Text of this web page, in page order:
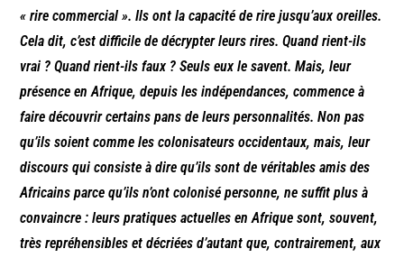
« rire commercial ». Ils ont la capacité de rire jusqu’aux oreilles.
Cela dit, c’est difficile de décrypter leurs rires. Quand rient-ils
vrai ? Quand rient-ils faux ? Seuls eux le savent. Mais, leur
présence en Afrique, depuis les indépendances, commence à
faire découvrir certains pans de leurs personnalités. Non pas
qu’ils soient comme les colonisateurs occidentaux, mais, leur
discours qui consiste à dire qu’ils sont de véritables amis des
Africains parce qu’ils n’ont colonisé personne, ne suffit plus à
convaincre : leurs pratiques actuelles en Afrique sont, souvent,
très repréhensibles et décriées d’autant que, contrairement, aux